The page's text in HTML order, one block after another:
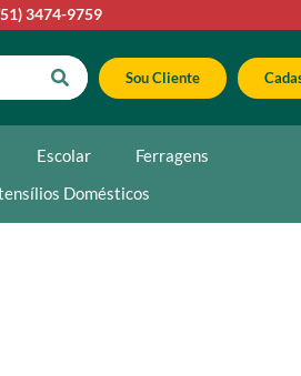
3474-9759
Sou Cliente
Escolar
Ferragens
Domésticos